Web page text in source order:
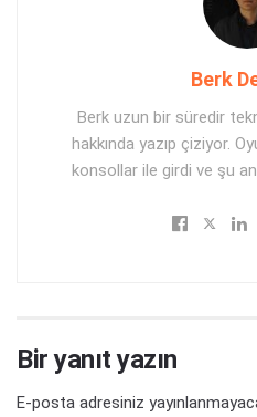
Berk
Berk uzun bir süredir
hakkında yazıp çiziyor.
konsollar ile girdi ve şu
Bir yanıt yazın
E-posta adresiniz